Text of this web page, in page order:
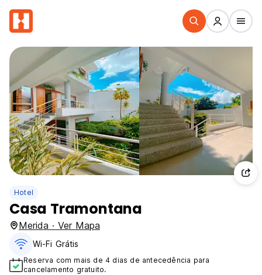
Hotel
Casa Tramontana
Merida · Ver Mapa
Wi-Fi Grátis
Reserva com mais de 4 dias de antecedência para
cancelamento gratuito.